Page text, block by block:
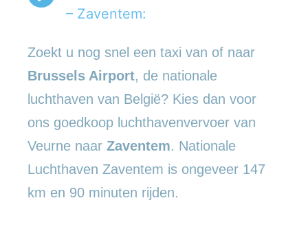
– Zaventem:
Zoekt u nog snel een taxi van of naar
Brussels Airport, de nationale
luchthaven van België? Kies dan voor
ons goedkoop luchthavenvervoer van
Veurne naar Zaventem. Nationale
Luchthaven Zaventem is ongeveer 147
km en 90 minuten rijden.